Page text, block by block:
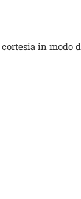
in modo